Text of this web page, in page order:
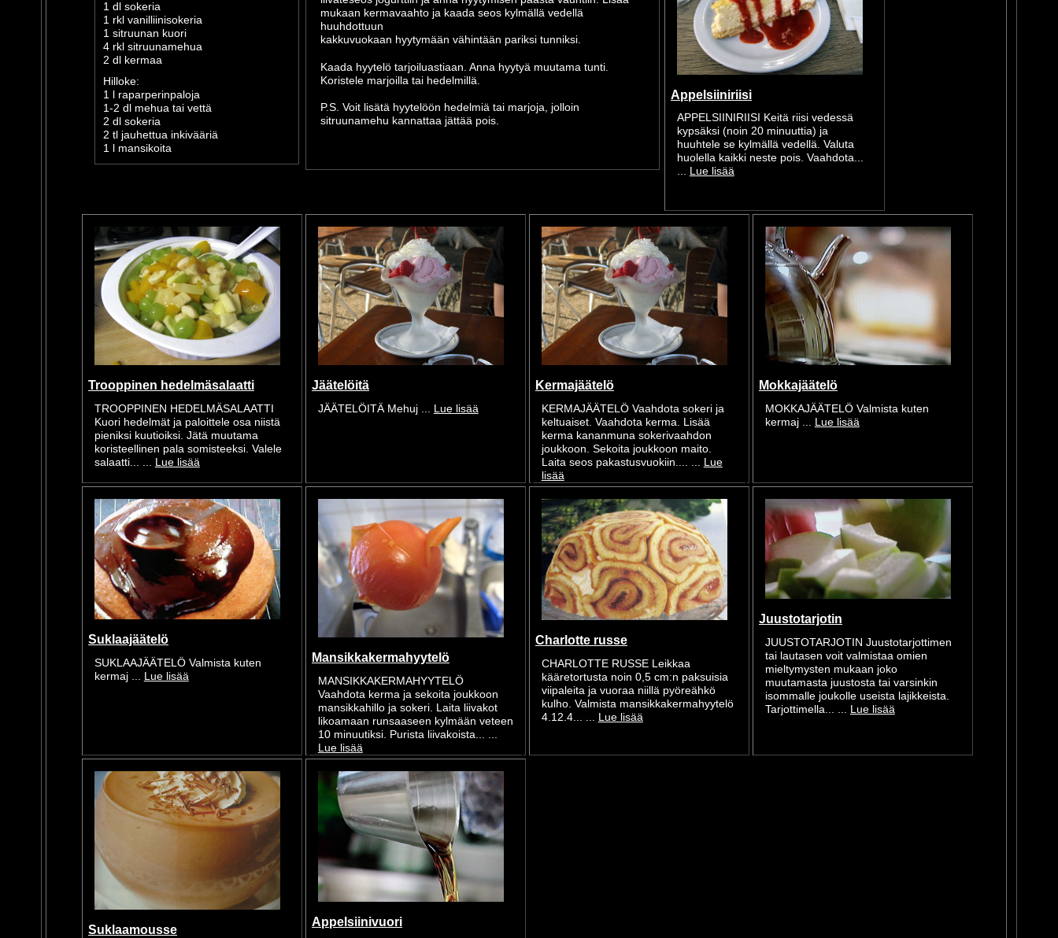
1 dl sokeria
1 rkl vanilliinisokeria
1 sitruunan kuori
4 rkl sitruunamehua
2 dl kermaa
Hilloke:
1 l raparperinpaloja
1-2 dl mehua tai vettä
2 dl sokeria
2 tl jauhettua inkivääriä
1 l mansikoita
mukaan kermavaahto ja kaada seos kylmällä vedellä
huuhdottuun
kakkuvuokaan hyytymään vähintään pariksi tunniksi.
Kaada hyytelö tarjoiluastiaan. Anna hyytyä muutama tunti.
Koristele marjoilla tai hedelmillä.
P.S. Voit lisätä hyytelöön hedelmiä tai marjoja, jolloin
sitruunamehu kannattaa jättää pois.
Appelsiiniriisi
APPELSIINIRIISI Keitä riisi vedessä
kypsäksi (noin 20 minuuttia) ja
huuhtele se kylmällä vedellä. Valuta
huolella kaikki neste pois. Vaahdota...
... Lue lisää
Trooppinen hedelmäsalaatti
TROOPPINEN HEDELMÄSALAATTI
Kuori hedelmät ja paloittele osa niistä
pieniksi kuutioiksi. Jätä muutama
koristeellinen pala somisteeksi. Valele
salaatti... ... Lue lisää
Jäätelöitä
JÄÄTELÖITÄ Mehuj ... Lue lisää
Kermajäätelö
KERMAJÄÄTELÖ Vaahdota sokeri ja
keltuaiset. Vaahdota kerma. Lisää
kerma kananmuna sokerivaahdon
joukkoon. Sekoita joukkoon maito.
Laita seos pakastusvuokiin.... ... Lue
lisää
Mokkajäätelö
MOKKAJÄÄTELÖ Valmista kuten
kermaj ... Lue lisää
Suklaajäätelö
SUKLAAJÄÄTELÖ Valmista kuten
kermaj ...
Lue lisää
Mansikkakermahyytelö
MANSIKKAKERMAHYYTELÖ
Vaahdota kerma ja sekoita joukkoon
mansikkahillo ja sokeri. Laita liivakot
likoamaan runsaaseen kylmään veteen
10 minuutiksi. Purista liivakoista... ...
Lue lisää
Charlotte russe
CHARLOTTE RUSSE Leikkaa
kääretortusta noin 0,5 cm:n paksuisia
viipaleita ja vuoraa niillä pyöreähkö
kulho. Valmista mansikkakermahyytelö
4.12.4... ... Lue lisää
Juustotarjotin
JUUSTOTARJOTIN Juustotarjottimen
tai lautasen voit valmistaa omien
mieltymysten mukaan joko
muutamasta juustosta tai varsinkin
isommalle joukolle useista lajikkeista.
Tarjottimella... ...
Lue lisää
Suklaamousse
Appelsiinivuori